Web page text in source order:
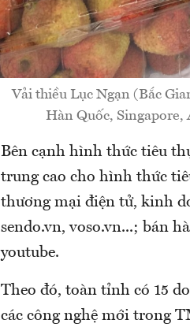
Vải thiều Lục Ngạn (Bắc
Hàn Quốc, Singapore,
Bên cạnh hình thức tiêu
trung cao cho hình thức
thương mại điện tử, kinh
sendo.vn, voso.vn...; bán
youtube.
Theo đó, toàn tỉnh có 15
các công nghệ mới trong